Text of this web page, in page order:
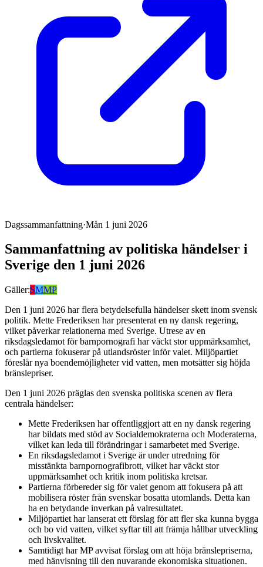
Dagssammanfattning·Mån 1 juni 2026
Sammanfattning av politiska händelser i
Sverige den 1 juni 2026
Gäller:SMMP
Den 1 juni 2026 har flera betydelsefulla händelser skett inom svensk
politik. Mette Frederiksen har presenterat en ny dansk regering,
vilket påverkar relationerna med Sverige. Utrese av en
riksdagsledamot för barnpornografi har väckt stor uppmärksamhet,
och partierna fokuserar på utlandsröster inför valet. Miljöpartiet
föreslår nya boendemöjligheter vid vatten, men motsätter sig höjda
bränslepriser.
Den 1 juni 2026 präglas den svenska politiska scenen av flera
centrala händelser:
Mette Frederiksen har offentliggjort att en ny dansk regering
har bildats med stöd av Socialdemokraterna och Moderaterna,
vilket kan leda till förändringar i samarbetet med Sverige.
En riksdagsledamot i Sverige är under utredning för
misstänkta barnpornografibrott, vilket har väckt stor
uppmärksamhet och kritik inom politiska kretsar.
Partierna förbereder sig för valet genom att fokusera på att
mobilisera röster från svenskar bosatta utomlands. Detta kan
ha en betydande inverkan på valresultatet.
Miljöpartiet har lanserat ett förslag för att fler ska kunna bygga
och bo vid vatten, vilket syftar till att främja hållbar utveckling
och livskvalitet.
Samtidigt har MP avvisat förslag om att höja bränslepriserna,
med hänvisning till den nuvarande ekonomiska situationen.